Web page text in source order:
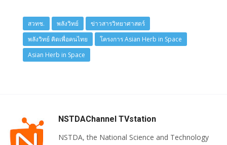
สวทช. พลังวิทย์
ข่าวสารวิทยาศาสตร์
พลังวิทย์ คิดเพื่อคนไทย
โครงการ Asian Herb in Space
Asian Herb in Space
NSTDAChannel TVstation
NSTDA, the National Science and Technology